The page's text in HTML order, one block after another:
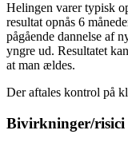
Helingen varer typisk
resultat opnås 6
pågående dannelse af
yngre ud. Resultatet
at man ældes.
Der aftales kontrol på
Bivirkninger/risici